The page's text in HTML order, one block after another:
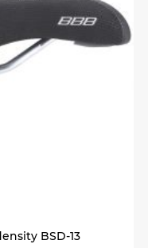
BSD-13